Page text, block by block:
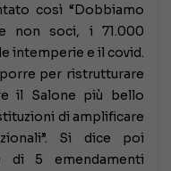
così “Dobbiamo
non soci, i 71.000
intemperie e il covid.
per ristrutturare
il Salone più bello
di amplificare
Si dice poi
di 5 emendamenti